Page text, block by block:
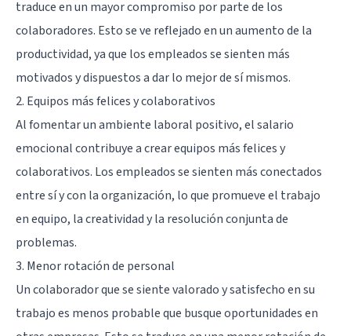
traduce en un mayor compromiso por parte de los
colaboradores. Esto se ve reflejado en un aumento de la
productividad, ya que los empleados se sienten más
motivados y dispuestos a dar lo mejor de sí mismos.
2. Equipos más felices y colaborativos
Al fomentar un ambiente laboral positivo, el salario
emocional contribuye a crear equipos más felices y
colaborativos. Los empleados se sienten más conectados
entre sí y con la organización, lo que promueve el trabajo
en equipo, la creatividad y la resolución conjunta de
problemas.
3. Menor rotación de personal
Un colaborador que se siente valorado y satisfecho en su
trabajo es menos probable que busque oportunidades en